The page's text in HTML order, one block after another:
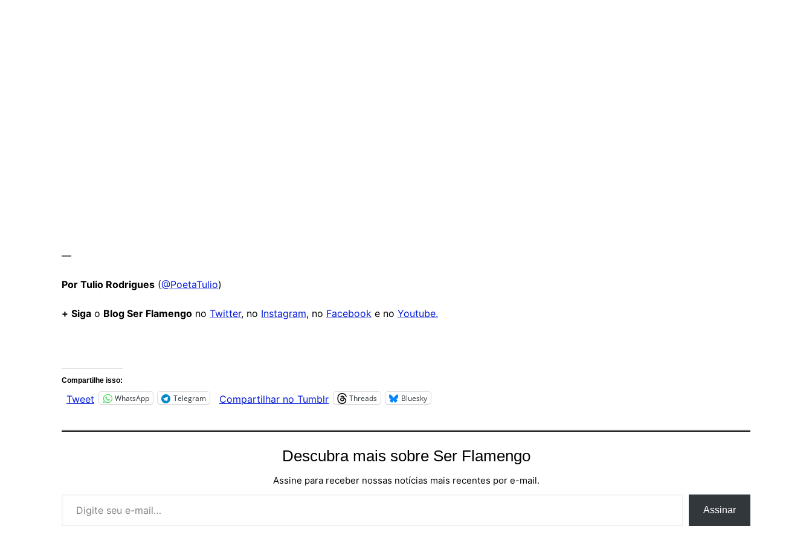
—
Por Tulio Rodrigues (@PoetaTulio)
+ Siga o Blog Ser Flamengo no Twitter, no Instagram, no Facebook e no Youtube.
Compartilhe isso:
Tweet WhatsApp Telegram Compartilhar no Tumblr Threads Bluesky
Descubra mais sobre Ser Flamengo
Assine para receber nossas notícias mais recentes por e-mail.
Assinar